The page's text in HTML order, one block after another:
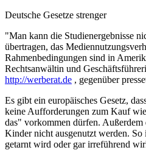
Deutsche Gesetze strenger
"Man kann die Studienergebnisse
übertragen, das
Rahmenbedingungen sind in
Rechtsanwältin und
http://werberat.de , gegenüber
Es gibt ein europäisches Gesetz,
keine Aufforderungen zum Kauf
das" vorkommen dürfen.
Kinder nicht ausgenutzt werden. So
getarnt wird oder gar irreführend